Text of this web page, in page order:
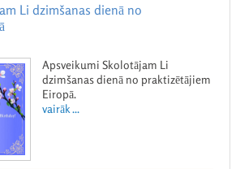
Li dzimšanas dienā no
Apsveikumi Skolotājam Li
dzimšanas dienā no praktizētājiem
Eiropā.
vairāk ...